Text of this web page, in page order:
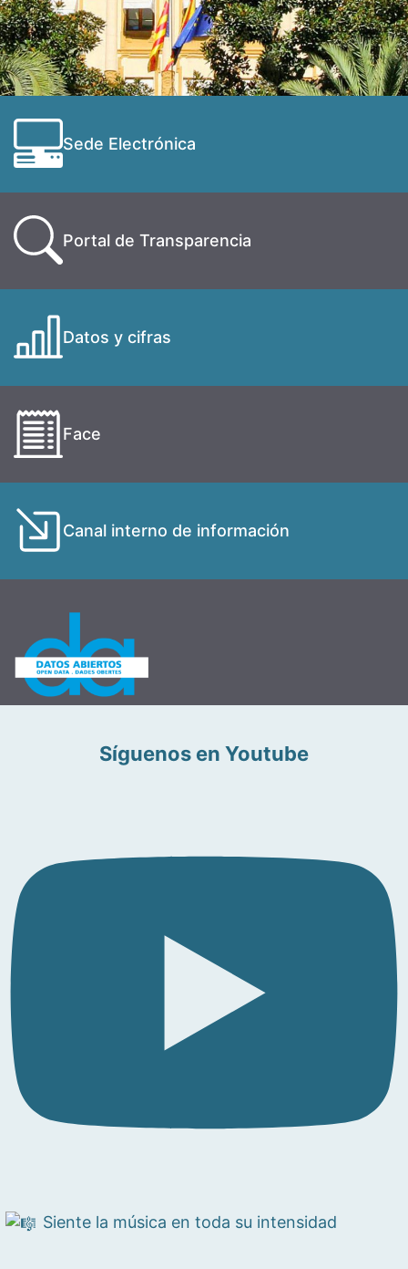
Sede Electrónica
Portal de Transparencia
Datos y cifras
Face
Canal interno de información
Síguenos en Youtube
Siente la música en toda su intensidad